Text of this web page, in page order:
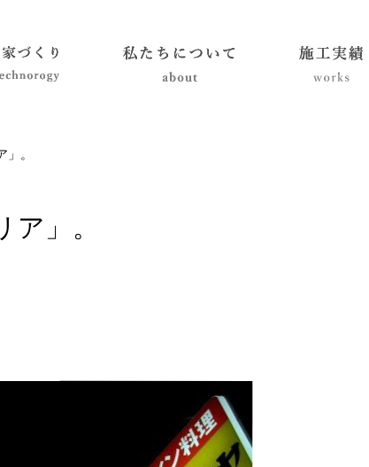
。
」。